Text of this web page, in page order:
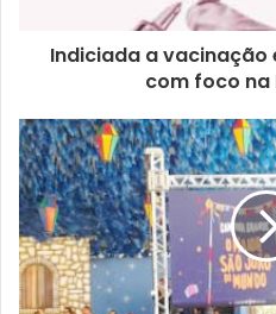
e
e
m
a
i
l
Indiciada a vacinação
com foco na